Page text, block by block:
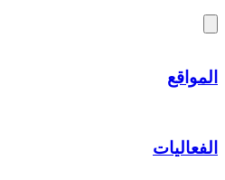
المواقع
الفعاليات